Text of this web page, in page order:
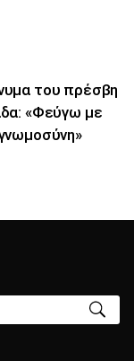
του πρέσβη
«Φεύγω με